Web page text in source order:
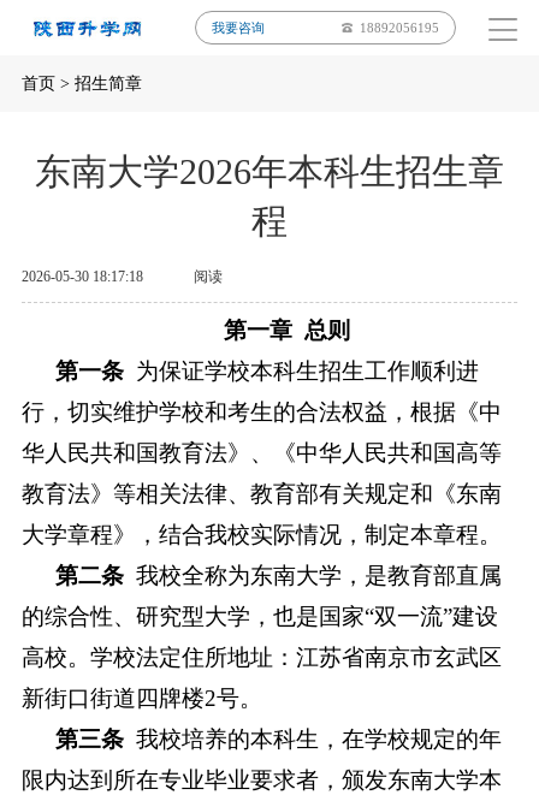
我要咨询 18892056195
首页> 招生简章
东南大学2026年本科生招生章
程
2026-05-30 18:17:18 阅读
第一章总则
第一条 为保证学校本科生招生工作顺利进
行，切实维护学校和考生的合法权益，根据《中
华人民共和国教育法》、《中华人民共和国高等
教育法》等相关法律、教育部有关规定和《东南
大学章程》，结合我校实际情况，制定本章程。
第二条 我校全称为东南大学，是教育部直属
的综合性、研究型大学，也是国家“双一流”建设
高校。学校法定住所地址：江苏省南京市玄武区
新街口街道四牌楼2号。
第三条 我校培养的本科生，在学校规定的年
限内达到所在专业毕业要求者，颁发东南大学本